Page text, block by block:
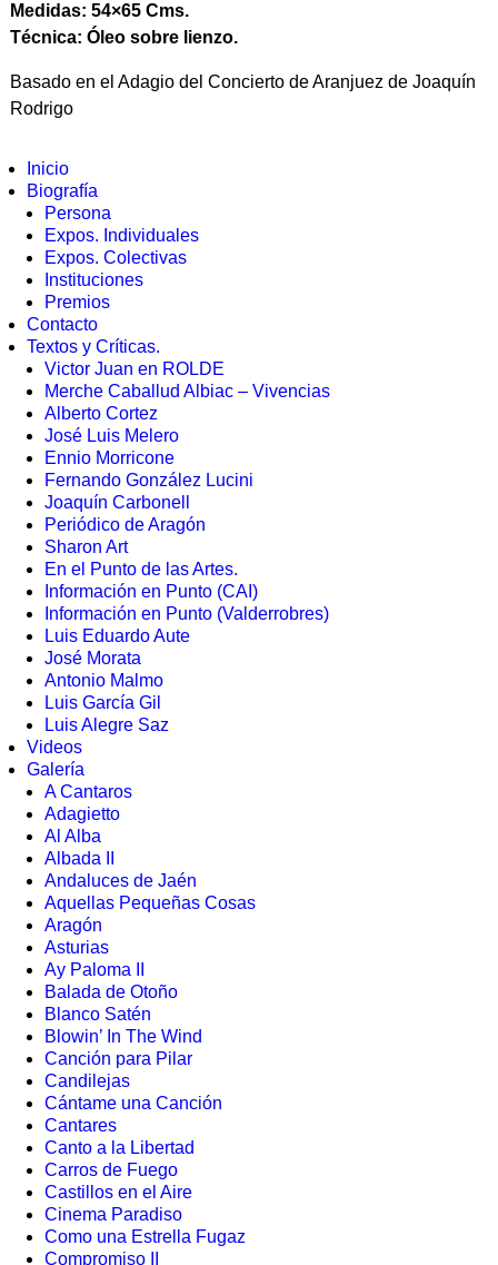
Medidas: 54×65 Cms.
Técnica: Óleo sobre lienzo.
Basado en el Adagio del Concierto de Aranjuez de Joaquín
Rodrigo
Inicio
Biografía
Persona
Expos. Individuales
Expos. Colectivas
Instituciones
Premios
Contacto
Textos y Críticas.
Victor Juan en ROLDE
Merche Caballud Albiac – Vivencias
Alberto Cortez
José Luis Melero
Ennio Morricone
Fernando González Lucini
Joaquín Carbonell
Periódico de Aragón
Sharon Art
En el Punto de las Artes.
Información en Punto (CAI)
Información en Punto (Valderrobres)
Luis Eduardo Aute
José Morata
Antonio Malmo
Luis García Gil
Luis Alegre Saz
Videos
Galería
A Cantaros
Adagietto
Al Alba
Albada II
Andaluces de Jaén
Aquellas Pequeñas Cosas
Aragón
Asturias
Ay Paloma II
Balada de Otoño
Blanco Satén
Blowin’ In The Wind
Canción para Pilar
Candilejas
Cántame una Canción
Cantares
Canto a la Libertad
Carros de Fuego
Castillos en el Aire
Cinema Paradiso
Como una Estrella Fugaz
Compromiso II